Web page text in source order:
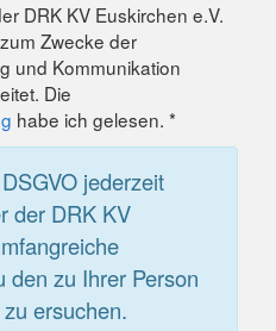
DRK KV Euskirchen e.V.
Zwecke der
und Kommunikation
Die
habe ich gelesen. *
jederzeit
der DRK KV
den zu Ihrer Person
ersuchen.